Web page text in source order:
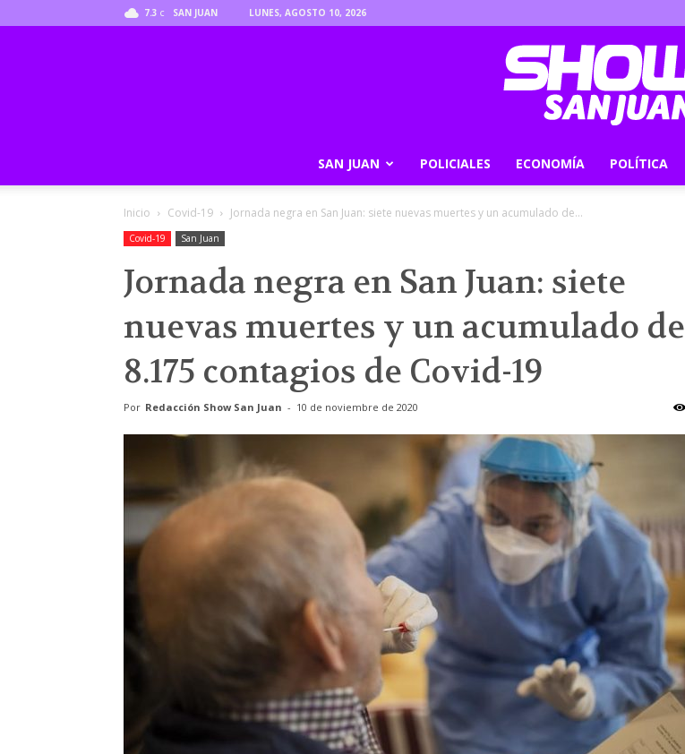
7.3 C SAN JUAN LUNES, AGOSTO 10, 2026
Show
San
SAN JUAN POLICIALES ECONOMÍA POLÍTICA
Inicio Covid-19 Jornada negra en San Juan: siete nuevas muertes y un acumulado de...
Covid-19 San Juan
Jornada negra en San Juan: siete
nuevas muertes y un acumulado de
8.175 contagios de Covid-19
Por Redacción Show San Juan - 10 de noviembre de 2020